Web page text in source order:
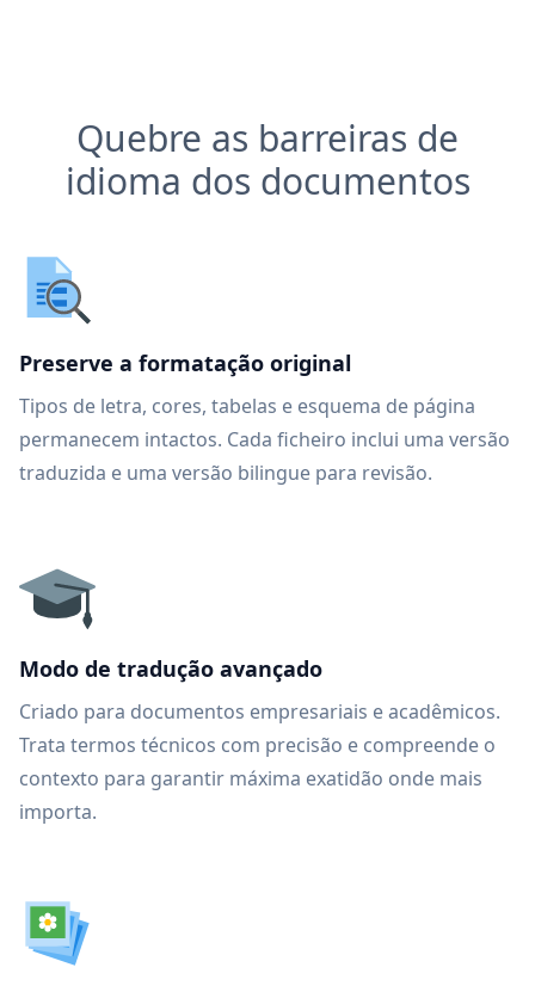
Quebre as barreiras de
idioma dos documentos
Preserve a formatação original
Tipos de letra, cores, tabelas e esquema de página
permanecem intactos. Cada ficheiro inclui uma versão
traduzida e uma versão bilingue para revisão.
Modo de tradução avançado
Criado para documentos empresariais e acadêmicos.
Trata termos técnicos com precisão e compreende o
contexto para garantir máxima exatidão onde mais
importa.